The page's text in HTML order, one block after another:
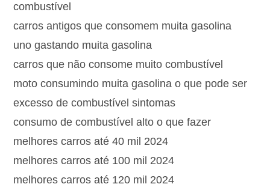
combustível
carros antigos que consomem muita gasolina
uno gastando muita gasolina
carros que não consome muito combustível
moto consumindo muita gasolina o que pode ser
excesso de combustível sintomas
consumo de combustível alto o que fazer
melhores carros até 40 mil 2024
melhores carros até 100 mil 2024
melhores carros até 120 mil 2024